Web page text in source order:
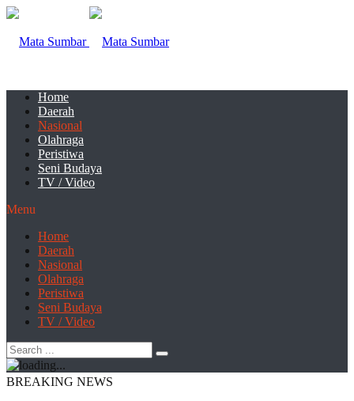
Home
Daerah
Nasional
Olahraga
Peristiwa
Seni Budaya
TV / Video
Menu
Home
Daerah
Nasional
Olahraga
Peristiwa
Seni Budaya
TV / Video
BREAKING NEWS